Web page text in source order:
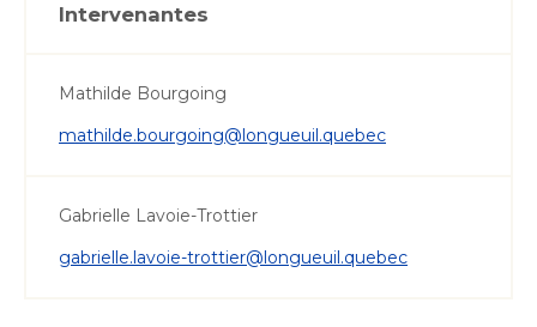
Intervenantes
Mathilde Bourgoing
mathilde.bourgoing@longueuil.quebec
Gabrielle Lavoie-Trottier
gabrielle.lavoie-trottier@longueuil.quebec